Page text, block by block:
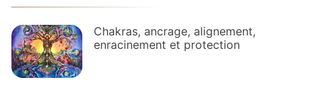
Chakras, ancrage, alignement,
enracinement et protection